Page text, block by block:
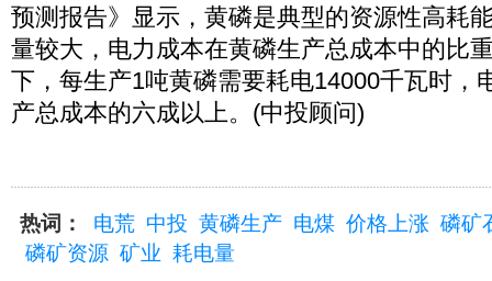
预测报告》显示，黄磷是典型的资源性高耗
量较大，电力成本在黄磷生产总成本中的比
下，每生产1吨黄磷需要耗电14000千瓦时，
产总成本的六成以上。(中投顾问)
热词： 电荒 中投 黄磷生产 电煤 价格上涨 磷矿
磷矿资源 矿业 耗电量